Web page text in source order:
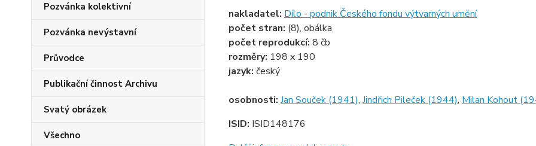
Pozvánka kolektivní
Pozvánka nevýstavní
Průvodce
Publikační činnost Archivu
Svatý obrázek
Všechno
nakladatel: Dílo - podnik Českého fondu výtvarných umění
počet stran: (8), obálka
počet reprodukcí: 8 čb
rozměry: 198 x 190
jazyk: český
osobnosti: Jan Souček (1941), Jindřich Pileček (1944), Milan Kohout
ISID: ISID148176